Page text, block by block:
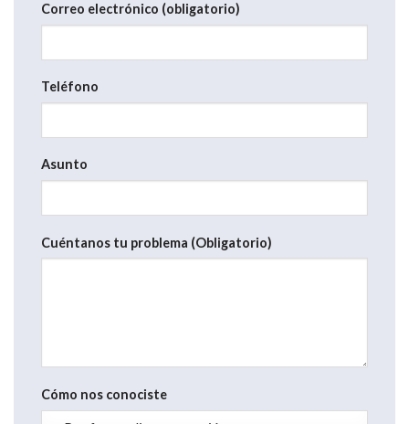
Correo electrónico (obligatorio)
Teléfono
Asunto
Cuéntanos tu problema (Obligatorio)
Cómo nos conociste